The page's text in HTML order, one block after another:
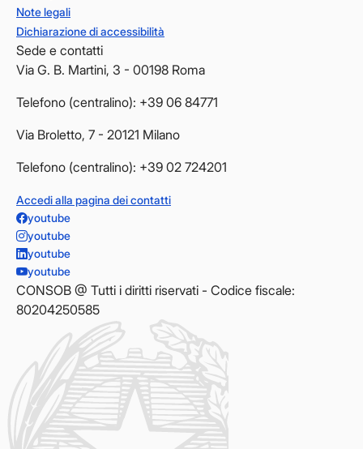
Note legali
Dichiarazione di accessibilità
Sede e contatti
Via G. B. Martini, 3 - 00198 Roma
Telefono (centralino): +39 06 84771
Via Broletto, 7 - 20121 Milano
Telefono (centralino): +39 02 724201
Accedi alla pagina dei contatti
youtube
youtube
youtube
youtube
CONSOB @ Tutti i diritti riservati - Codice fiscale:
80204250585